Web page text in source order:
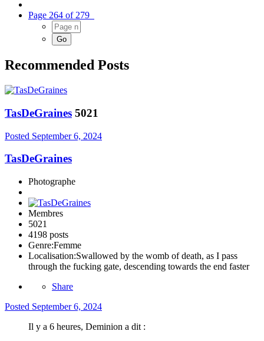
Page 264 of 279
Recommended Posts
TasDeGraines 5021
Posted September 6, 2024
TasDeGraines
Photographe
Membres
5021
4198 posts
Genre:Femme
Localisation:Swallowed by the womb of death, as I pass
through the fucking gate, descending towards the end faster
Share
Posted September 6, 2024
Il y a 6 heures, Deminion a dit :